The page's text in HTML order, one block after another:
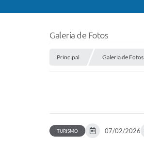
Galeria de Fotos
Principal Galeria de Fotos
TURISMO 07/02/2026